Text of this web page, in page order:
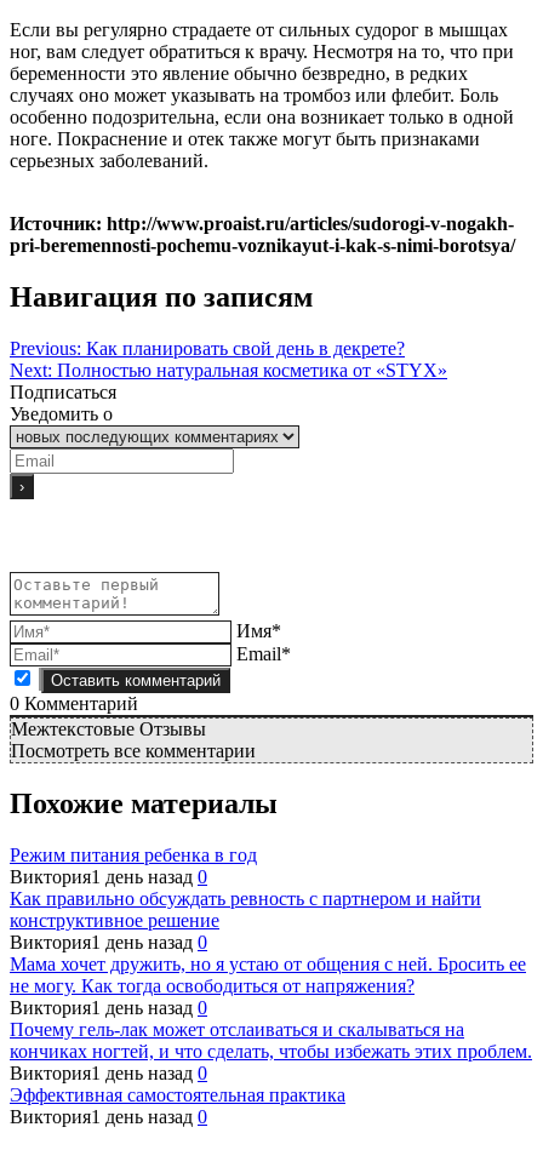
Если вы регулярно страдаете от сильных судорог в мышцах
ног, вам следует обратиться к врачу. Несмотря на то, что при
беременности это явление обычно безвредно, в редких
случаях оно может указывать на тромбоз или флебит. Боль
особенно подозрительна, если она возникает только в одной
ноге. Покраснение и отек также могут быть признаками
серьезных заболеваний.
Источник: http://www.proaist.ru/articles/sudorogi-v-nogakh-
pri-beremennosti-pochemu-voznikayut-i-kak-s-nimi-borotsya/
Навигация по записям
Previous: Как планировать свой день в декрете?
Next: Полностью натуральная косметика от «STYX»
Подписаться
Уведомить о
Имя*
Email*
0 Комментарий
Межтекстовые Отзывы
Посмотреть все комментарии
Похожие материалы
Режим питания ребенка в год
Виктория1 день назад 0
Как правильно обсуждать ревность с партнером и найти
конструктивное решение
Виктория1 день назад 0
Мама хочет дружить, но я устаю от общения с ней. Бросить ее
не могу. Как тогда освободиться от напряжения?
Виктория1 день назад 0
Почему гель-лак может отслаиваться и скалываться на
кончиках ногтей, и что сделать, чтобы избежать этих проблем.
Виктория1 день назад 0
Эффективная самостоятельная практика
Виктория1 день назад 0